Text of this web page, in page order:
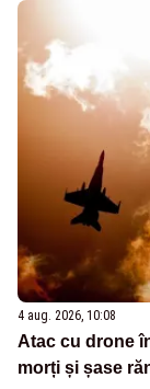
4 aug. 2026, 10:08
Atac cu drone
morți și șase